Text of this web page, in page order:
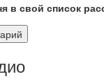
в свой список